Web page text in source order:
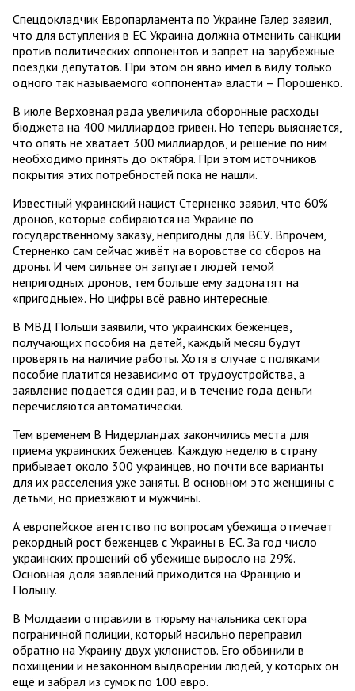
Спецдокладчик Европарламента по Украине Галер заявил,
что для вступления в ЕС Украина должна отменить санкции
против политических оппонентов и запрет на зарубежные
поездки депутатов. При этом он явно имел в виду только
одного так называемого «оппонента» власти – Порошенко.
В июле Верховная рада увеличила оборонные расходы
бюджета на 400 миллиардов гривен. Но теперь выясняется,
что опять не хватает 300 миллиардов, и решение по ним
необходимо принять до октября. При этом источников
покрытия этих потребностей пока не нашли.
Известный украинский нацист Стерненко заявил, что 60%
дронов, которые собираются на Украине по
государственному заказу, непригодны для ВСУ. Впрочем,
Стерненко сам сейчас живёт на воровстве со сборов на
дроны. И чем сильнее он запугает людей темой
непригодных дронов, тем больше ему задонатят на
«пригодные». Но цифры всё равно интересные.
В МВД Польши заявили, что украинских беженцев,
получающих пособия на детей, каждый месяц будут
проверять на наличие работы. Хотя в случае с поляками
пособие платится независимо от трудоустройства, а
заявление подается один раз, и в течение года деньги
перечисляются автоматически.
Тем временем В Нидерландах закончились места для
приема украинских беженцев. Каждую неделю в страну
прибывает около 300 украинцев, но почти все варианты
для их расселения уже заняты. В основном это женщины с
детьми, но приезжают и мужчины.
А европейское агентство по вопросам убежища отмечает
рекордный рост беженцев с Украины в ЕС. За год число
украинских прошений об убежище выросло на 29%.
Основная доля заявлений приходится на Францию и
Польшу.
В Молдавии отправили в тюрьму начальника сектора
пограничной полиции, который насильно переправил
обратно на Украину двух уклонистов. Его обвинили в
похищении и незаконном выдворении людей, у которых он
ещё и забрал из сумок по 100 евро.